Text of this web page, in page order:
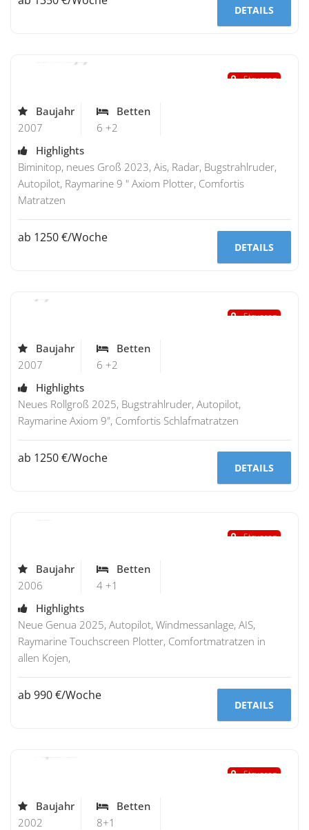
DETAILS
Stavoren
Baujahr
2007
Betten
6 +2
Highlights
Biminitop, neues Groß 2023, Ais, Radar, Bugstrahlruder,
Autopilot, Raymarine 9 " Axiom Plotter, Comfortis
Matratzen
DETAILS
ab 1250 €/Woche
Stavoren
Baujahr
2007
Betten
6 +2
Highlights
Neues Rollgroß 2025, Bugstrahlruder, Autopilot,
Raymarine Axiom 9", Comfortis Schlafmatratzen
DETAILS
ab 1250 €/Woche
Stavoren
Baujahr
2006
Betten
4 +1
Highlights
Neue Genua 2025, Autopilot, Windmessanlage, AIS,
Raymarine Touchscreen Plotter, Comfortmatratzen in
allen Kojen,
DETAILS
ab 990 €/Woche
Stavoren
Baujahr
2002
Betten
8+1